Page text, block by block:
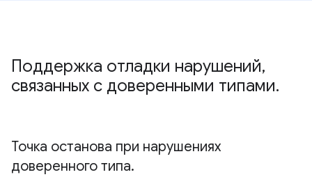
Поддержка отладки нарушений,
связанных с доверенными типами.
Точка останова при нарушениях
доверенного типа.